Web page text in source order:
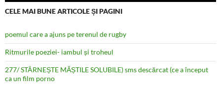
CELE MAI BUNE ARTICOLE ȘI PAGINI
poemul care a ajuns pe terenul de rugby
Ritmurile poeziei- iambul și troheul
277/ STÂRNEȘTE MĂȘTILE SOLUBILE) sms descărcat (ce a început
ca un film porno